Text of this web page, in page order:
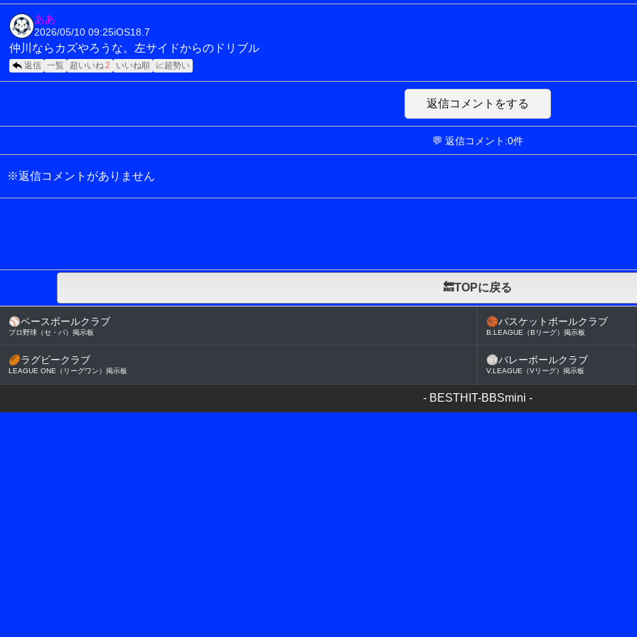
ああ
2026/05/10 09:25iOS18.7
仲川ならカズやろうな。左サイドからのドリブル
返信 一覧 超いいね 2 いいね順 📈超勢い
返信コメントをする
💬 返信コメント:0件
※返信コメントがありません
🔙TOPに戻る
⚾ベースボールクラブ
プロ野球（セ・パ）掲示板
🏀バスケットボールクラブ
B.LEAGUE（Bリーグ）掲示板
🏉ラグビークラブ
LEAGUE ONE（リーグワン）掲示板
🏐バレーボールクラブ
V.LEAGUE（Vリーグ）掲示板
- BESTHIT-BBSmini -